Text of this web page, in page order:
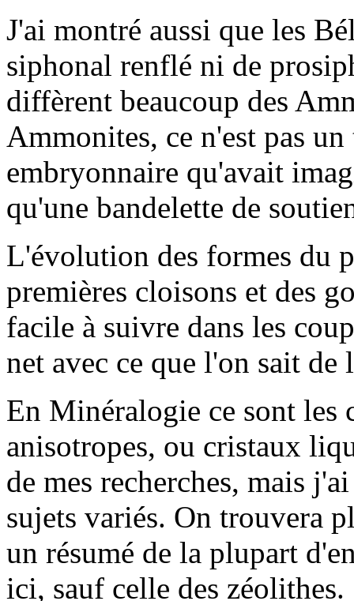
J'ai montré aussi que les
siphonal renflé ni de
diffèrent beaucoup des
Ammonites, ce n'est pas
embryonnaire qu'avait
qu'une bandelette de
L'évolution des formes du
premières cloisons et des
facile à suivre dans les
net avec ce que l'on sait de
En Minéralogie ce sont les
anisotropes, ou cristaux
de mes recherches, mais
sujets variés. On trouvera
un résumé de la plupart
ici, sauf celle des zéolithes.